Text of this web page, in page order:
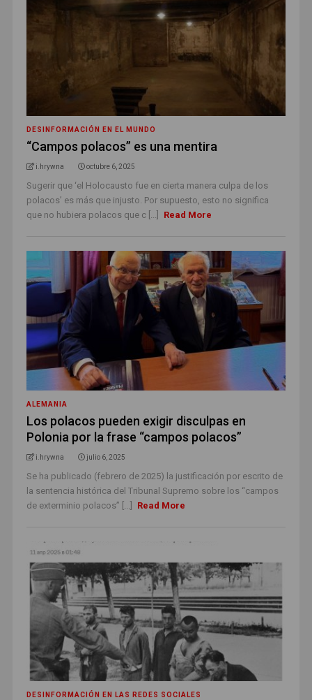
DESINFORMACIÓN EN EL MUNDO
“Campos polacos” es una mentira
i.hrywna octubre 6, 2025
Sugerir que ‘el Holocausto fue en cierta manera culpa de los
polacos’ es más que injusto. Por supuesto, esto no significa
que no hubiera polacos que c [...]
Read More
ALEMANIA
Los polacos pueden exigir disculpas en
Polonia por la frase “campos polacos”
i.hrywna julio 6, 2025
Se ha publicado (febrero de 2025) la justificación por escrito de
la sentencia histórica del Tribunal Supremo sobre los “campos
de exterminio polacos” [...]
Read More
DESINFORMACIÓN EN LAS REDES SOCIALES